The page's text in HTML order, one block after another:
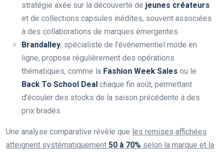
stratégie axée sur la découverte de jeunes créateurs
et de collections capsules inédites, souvent associées
à des collaborations de marques émergentes.
Brandalley, spécialiste de l’événementiel mode en
ligne, propose régulièrement des opérations
thématiques, comme la Fashion Week Sales ou le
Back To School Deal chaque fin août, permettant
d’écouler des stocks de la saison précédente à des
prix bradés.
Une analyse comparative révèle que les remises affichées
atteignent systématiquement 50 à 70% selon la marque et la